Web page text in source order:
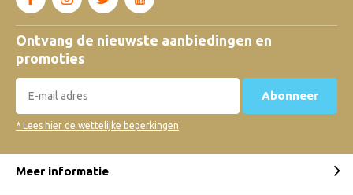
Ontvang de nieuwste aanbiedingen en
promoties
Abonneer
* Lees hier de wettelijke beperkingen
Meer informatie